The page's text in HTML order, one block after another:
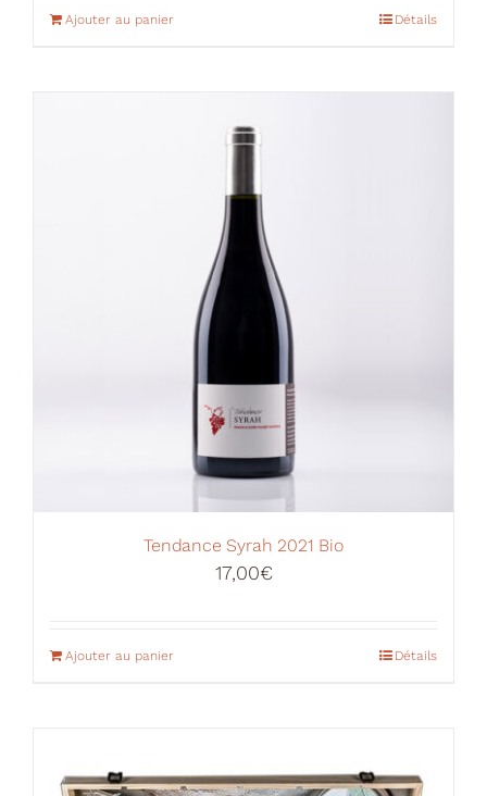
Ajouter au panier Détails
Tendance Syrah 2021 Bio
17,00€
Ajouter au panier Détails